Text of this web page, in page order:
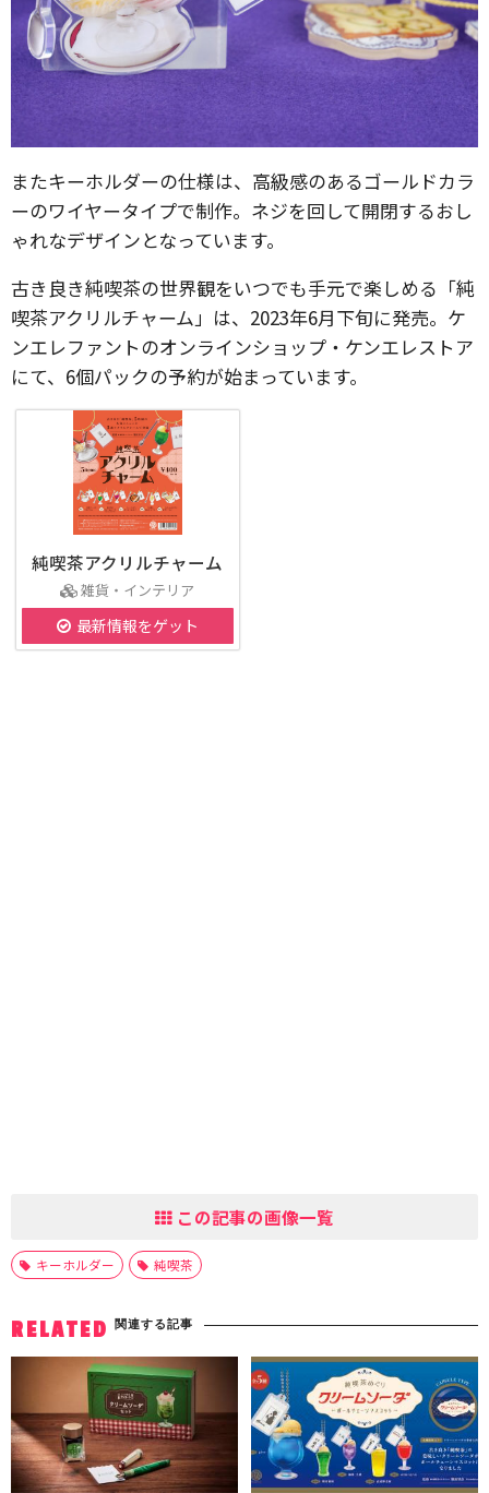
またキーホルダーの仕様は、高級感のあるゴールドカラ
ーのワイヤータイプで制作。ネジを回して開閉するおし
ゃれなデザインとなっています。
古き良き純喫茶の世界観をいつでも手元で楽しめる「純
喫茶アクリルチャーム」は、2023年6月下旬に発売。ケ
ンエレファントのオンラインショップ・ケンエレストア
にて、6個パックの予約が始まっています。
純喫茶アクリルチャーム
雑貨・インテリア
最新情報をゲット
この記事の画像一覧
キーホルダー 純喫茶
RELATED 関連する記事